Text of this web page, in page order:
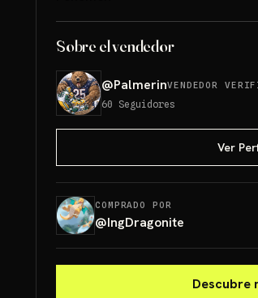
Sobre el vendedor
@PalmerinVENDEDOR
60 Seguidores
Ver
COMPRADO POR
@IngDragonite
Descubre